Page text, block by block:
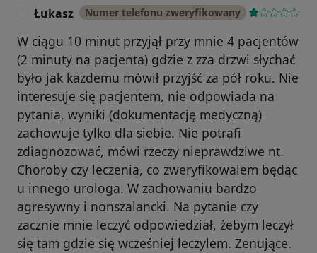
Łukasz Numer telefonu zweryfikowany
W ciągu 10 minut przyjął przy mnie 4 pacjentów
(2 minuty na pacjenta) gdzie z zza drzwi słychać
było jak kazdemu mówił przyjść za pół roku. Nie
interesuje się pacjentem, nie odpowiada na
pytania, wyniki (dokumentację medyczną)
zachowuje tylko dla siebie. Nie potrafi
zdiagnozować, mówi rzeczy nieprawdziwe nt.
Choroby czy leczenia, co zweryfikowalem będąc
u innego urologa. W zachowaniu bardzo
agresywny i nonszalancki. Na pytanie czy
zacznie mnie leczyć odpowiedział, żebym leczył
się tam gdzie się wcześniej leczylem. Zenujące.